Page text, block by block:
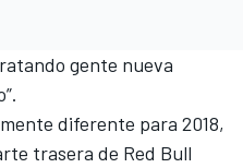
gente nueva
diferente para 2018,
trasera de Red Bull